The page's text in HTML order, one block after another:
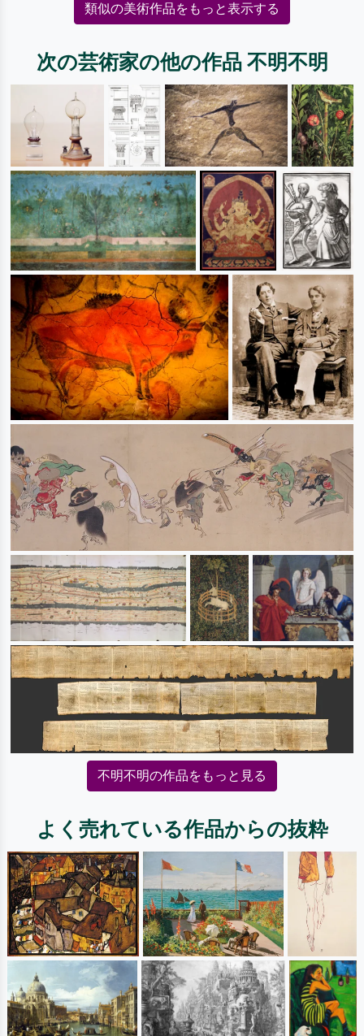
類似の美術作品をもっと表示する
次の芸術家の他の作品 不明不明
不明不明の作品をもっと見る
よく売れている作品からの抜粋